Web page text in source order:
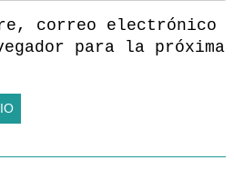
correo electrónico
para la próxima